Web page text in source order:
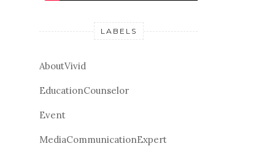
LABELS
AboutVivid
EducationCounselor
Event
MediaCommunicationExpert